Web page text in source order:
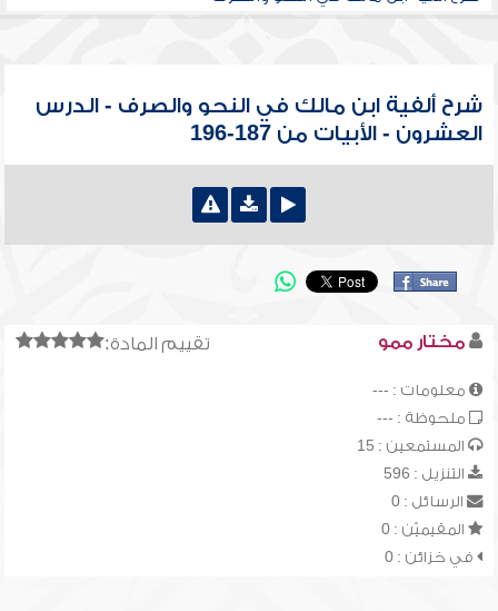
شرح ألفية ابن مالك في النحو والصرف - الدرس
العشرون - الأبيات من 187-196
تقييم المادة: مختار ممو
معلومات : ---
ملحوظة : ---
المستمعين : 15
التنزيل : 596
الرسائل : 0
المقيميّن : 0
في خزائن : 0